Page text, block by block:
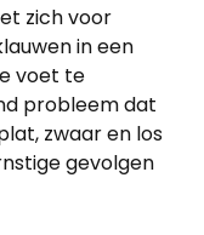
zich voor
in een
voet te
probleem dat
zwaar en los
gevolgen